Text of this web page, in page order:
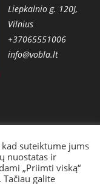
Liepkalnio g. 120J,
Vilnius
+37065551006
info@vobla.lt
suteiktume jums
nuostatas ir
„Priimti viską“
galite